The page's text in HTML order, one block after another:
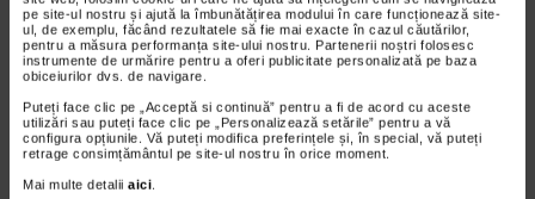
pe site-ul nostru și ajută la îmbunătățirea modului în care funcționează site-
ul, de exemplu, făcând rezultatele să fie mai exacte în cazul căutărilor,
pentru a măsura performanța site-ului nostru. Partenerii noștri folosesc
instrumente de urmărire pentru a oferi publicitate personalizată pe baza
obiceiurilor dvs. de navigare.
Puteți face clic pe „Acceptă si continuă” pentru a fi de acord cu aceste
utilizări sau puteți face clic pe „Personalizează setările” pentru a vă
configura opțiunile. Vă puteți modifica preferințele și, în special, vă puteți
retrage consimțământul pe site-ul nostru în orice moment.
Mai multe detalii aici
aminoacizi, minerale si 11…
sub forma de jeleuri cu aroma…
Plătești 2, primești 3 Plătești 2, primești 3